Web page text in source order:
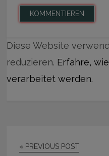
Diese Website
reduzieren. Erfahre,
verarbeitet werden.
« PREVIOUS POST